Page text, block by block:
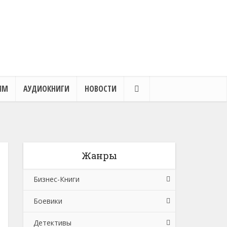
АУДИОКНИГИ НОВОСТИ
Жанры
Бизнес-Книги
Банковское дело
Бухучет, налогообложение, аудит
Боевики
Боевики: Прочее
Детективы